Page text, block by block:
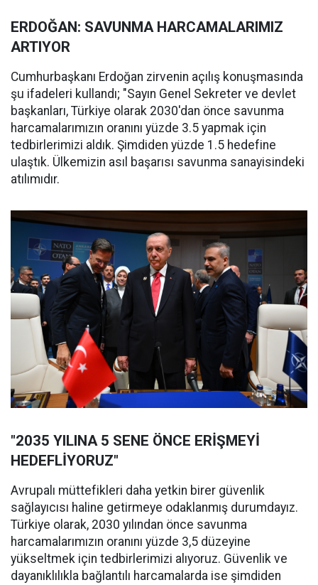
ERDOĞAN: SAVUNMA HARCAMALARIMIZ
ARTIYOR
Cumhurbaşkanı Erdoğan zirvenin açılış konuşmasında
şu ifadeleri kullandı; "Sayın Genel Sekreter ve devlet
başkanları, Türkiye olarak 2030'dan önce savunma
harcamalarımızın oranını yüzde 3.5 yapmak için
tedbirlerimizi aldık. Şimdiden yüzde 1.5 hedefine
ulaştık. Ülkemizin asıl başarısı savunma sanayisindeki
atılımıdır.
"2035 YILINA 5 SENE ÖNCE ERİŞMEYİ
HEDEFLİYORUZ"
Avrupalı müttefikleri daha yetkin birer güvenlik
sağlayıcısı haline getirmeye odaklanmış durumdayız.
Türkiye olarak, 2030 yılından önce savunma
harcamalarımızın oranını yüzde 3,5 düzeyine
yükseltmek için tedbirlerimizi alıyoruz. Güvenlik ve
dayanıklılıkla bağlantılı harcamalarda ise şimdiden